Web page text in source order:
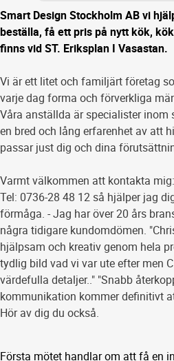
Smart Design Stockholm AB vi
beställa, få ett pris på nytt kök,
finns vid ST. Eriksplan I Vasastan.
Vi är ett litet och familjärt företag
varje dag forma och förverkliga
Våra anställda är specialister inom
en bred och lång erfarenhet av att
passar just dig och dina
Varmt välkommen att kontakta
Tel: 0736-28 48 12 så hjälper jag
förmåga. - Jag har över 20 års
några tidigare kundomdömen.
hjälpsam och kreativ genom hela
tydlig bild vad vi var ute efter men
värdefulla detaljer.." "Snabb
kommunikation kommer definitivt
Hör av dig du också.
Första mötet handlar om att få en